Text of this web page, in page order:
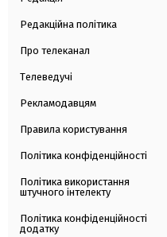
Редакційна політика
Про телеканал
Телеведучі
Рекламодавцям
Правила користування
Політика конфіденційності
Політика використання
штучного інтелекту
Політика конфіденційності
додатку